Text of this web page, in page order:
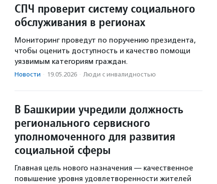
СПЧ проверит систему социального
обслуживания в регионах
Мониторинг проведут по поручению президента,
чтобы оценить доступность и качество помощи
уязвимым категориям граждан.
Новости · 19.05.2026 · Люди с инвалидностью
В Башкирии учредили должность
регионального сервисного
уполномоченного для развития
социальной сферы
Главная цель нового назначения — качественное
повышение уровня удовлетворенности жителей